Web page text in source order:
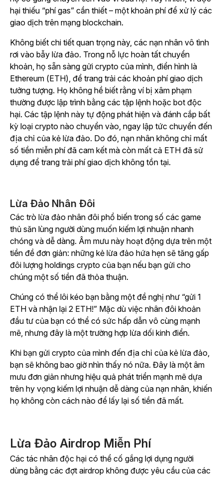
hại thiếu “phí gas” cần thiết – một khoản phí để xử lý các
giao dịch trên mạng blockchain.
Không biết chi tiết quan trọng này, các nạn nhân vô tình
rơi vào bẫy lừa đảo. Trong nỗ lực hoàn tất chuyển
khoản, họ sẵn sàng gửi crypto của mình, điển hình là
Ethereum (ETH), để trang trải các khoản phí giao dịch
tưởng tượng. Họ không hề biết rằng ví bị xâm phạm
thường được lập trình bằng các tập lệnh hoặc bot độc
hại. Các tập lệnh này tự động phát hiện và đánh cắp bất
kỳ loại crypto nào chuyển vào, ngay lập tức chuyển đến
địa chỉ của kẻ lừa đảo. Do đó, nạn nhân không chỉ mất
số tiền miễn phí đã cam kết mà còn mất cả ETH đã sử
dụng để trang trải phí giao dịch không tồn tại.
Lừa Đảo Nhân Đôi
Các trò lừa đảo nhân đôi phổ biến trong số các game
thủ săn lùng người dùng muốn kiếm lợi nhuận nhanh
chóng và dễ dàng. Âm mưu này hoạt động dựa trên một
tiền đề đơn giản: những kẻ lừa đảo hứa hẹn sẽ tăng gấp
đôi lượng holdings crypto của bạn nếu bạn gửi cho
chúng một số tiền đã thỏa thuận.
Chúng có thể lôi kéo bạn bằng một đề nghị như “gửi 1
ETH và nhận lại 2 ETH!” Mặc dù việc nhân đôi khoản
đầu tư của bạn có thể có sức hấp dẫn vô cùng mạnh
mẽ, nhưng đây là một trường hợp lừa dối kinh điển.
Khi bạn gửi crypto của mình đến địa chỉ của kẻ lừa đảo,
bạn sẽ không bao giờ nhìn thấy nó nữa. Đây là một âm
mưu đơn giản nhưng hiệu quả phát triển mạnh mẽ dựa
trên hy vọng kiếm lợi nhuận dễ dàng của nạn nhân, khiến
họ không còn cách nào để lấy lại số tiền đã mất.
Lừa Đảo Airdrop Miễn Phí
Các tác nhân độc hại có thể cố gắng lợi dụng người
dùng bằng các đợt airdrop không được yêu cầu của các